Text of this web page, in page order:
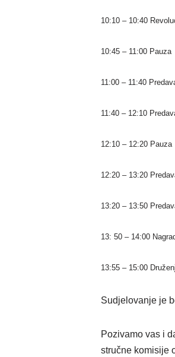
10:10 – 10:40
10:45 – 11:00 Pauza
11:00 – 11:40
11:40 – 12:10
12:10 – 12:20 Pauza
12:20 – 13:20
13:20 – 13:50
13: 50 – 14:00
13:55 – 15:00
Sudjelovanje je
Pozivamo vas i
stručne komisije